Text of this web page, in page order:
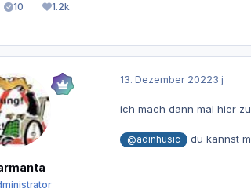
10
Lösungen1.2k
Reputation
13. Dezember 20223 j
ich mach dann mal hier
@adinhusic du kannst